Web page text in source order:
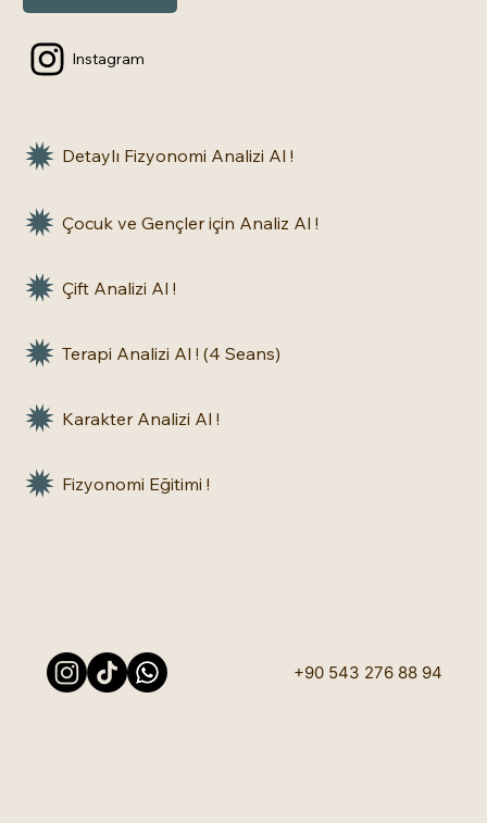
Instagram
Detaylı Fizyonomi Analizi Al !
Karakter Analizi Al !
Çocuk ve Gençler için Analiz Al !
Terapi Analizi Al ! (4 Seans)
Çift Analizi Al !
Fizyonomi Eğitimi !
+90 543 276 88 94